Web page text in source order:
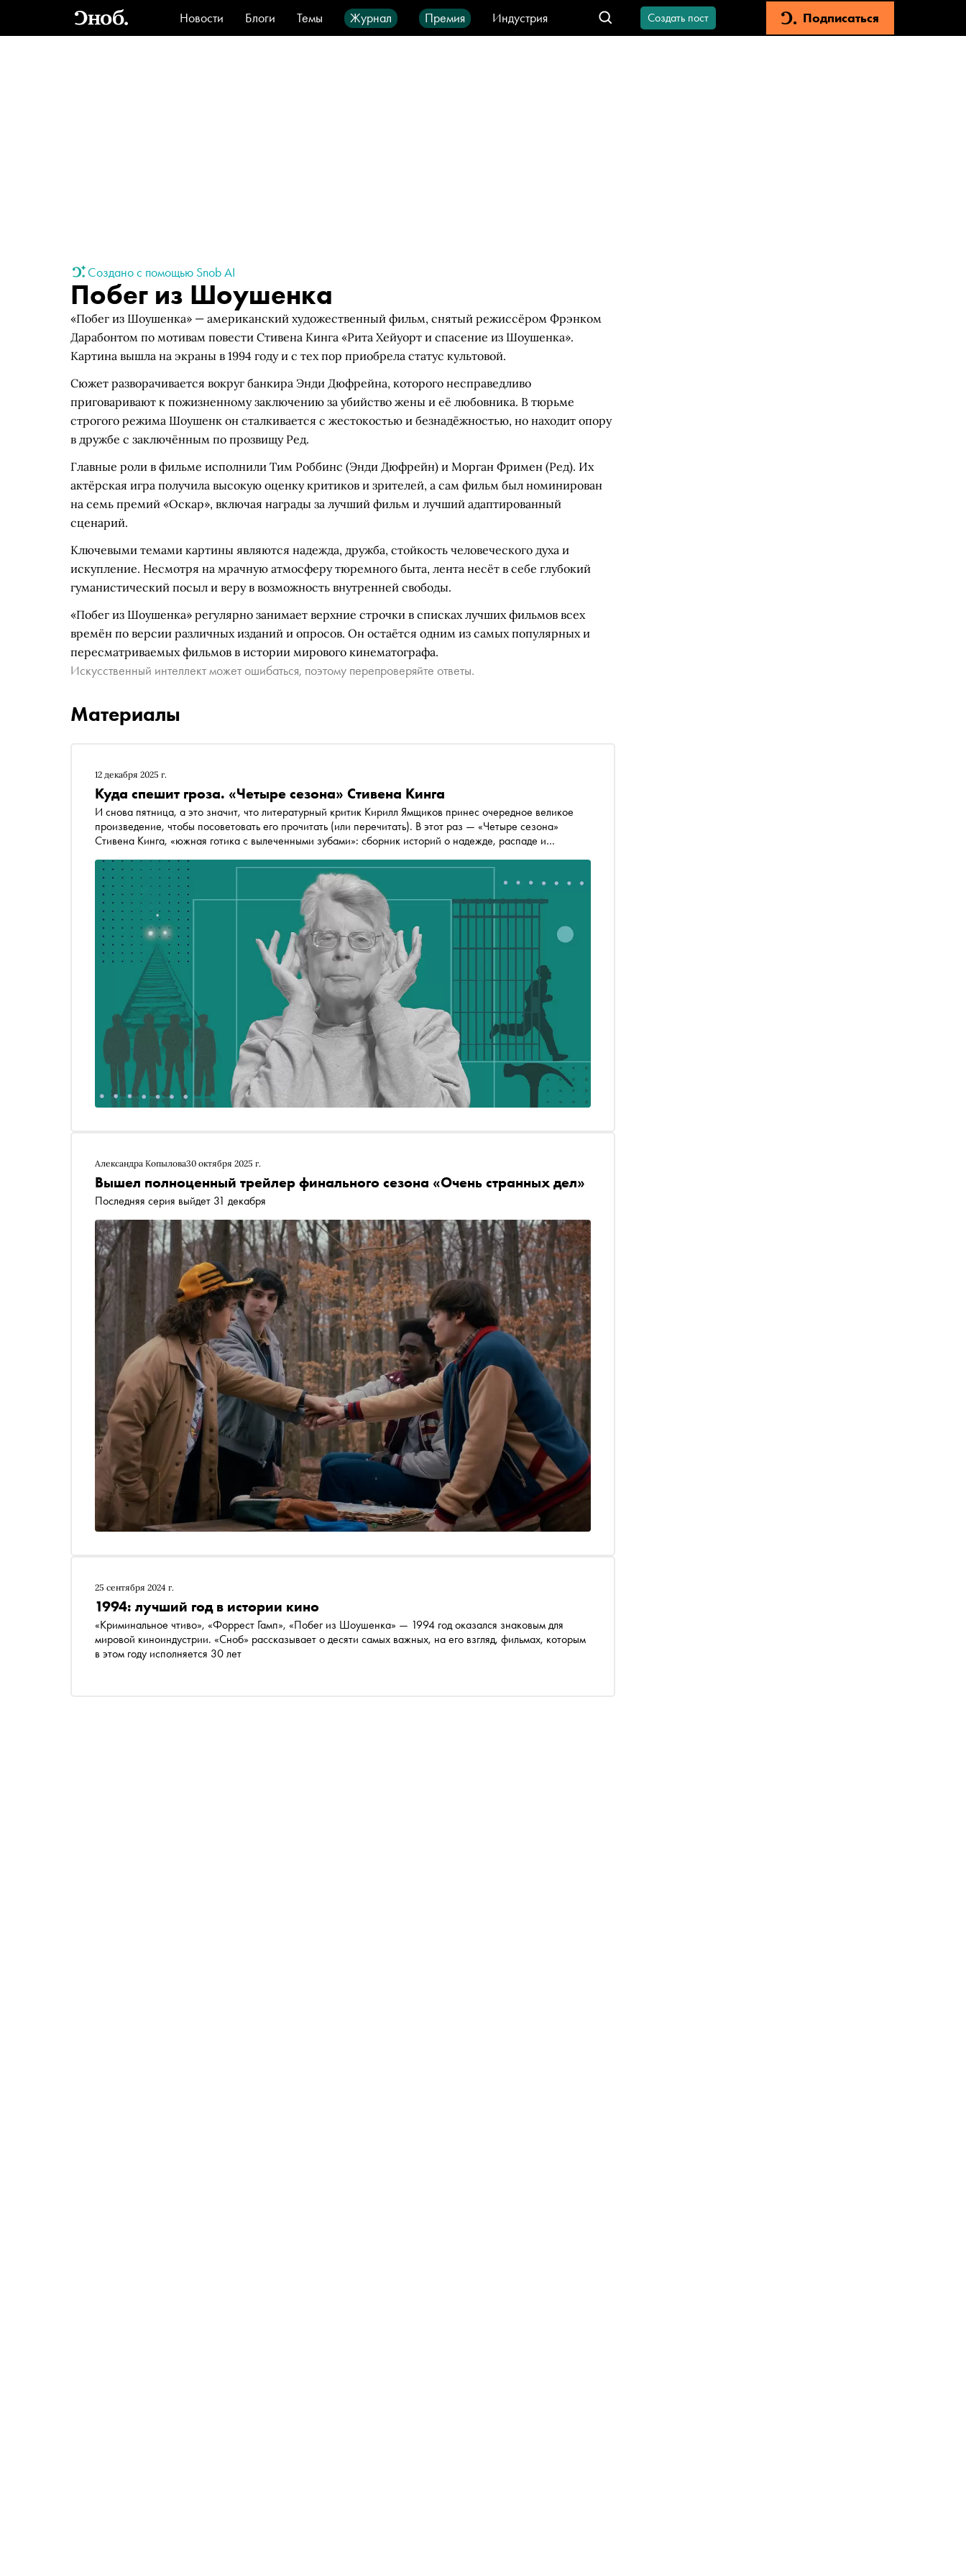
Новости Блоги Темы Журнал Премия
Индустрия
Стиль
Видео Город IT-продукты
Создать пост Подписаться
Создано с помощью Snob AI
Побег из Шоушенка
«Побег из Шоушенка» — американский художественный фильм, снятый режиссёром Фрэнком
Дарабонтом по мотивам повести Стивена Кинга «Рита Хейуорт и спасение из Шоушенка».
Картина вышла на экраны в 1994 году и с тех пор приобрела статус культовой.
Сюжет разворачивается вокруг банкира Энди Дюфрейна, которого несправедливо
приговаривают к пожизненному заключению за убийство жены и её любовника. В тюрьме
строгого режима Шоушенк он сталкивается с жестокостью и безнадёжностью, но находит опору
в дружбе с заключённым по прозвищу Ред.
Главные роли в фильме исполнили Тим Роббинс (Энди Дюфрейн) и Морган Фримен (Ред). Их
актёрская игра получила высокую оценку критиков и зрителей, а сам фильм был номинирован
на семь премий «Оскар», включая награды за лучший фильм и лучший адаптированный
сценарий.
Ключевыми темами картины являются надежда, дружба, стойкость человеческого духа и
искупление. Несмотря на мрачную атмосферу тюремного быта, лента несёт в себе глубокий
гуманистический посыл и веру в возможность внутренней свободы.
«Побег из Шоушенка» регулярно занимает верхние строчки в списках лучших фильмов всех
времён по версии различных изданий и опросов. Он остаётся одним из самых популярных и
пересматриваемых фильмов в истории мирового кинематографа.
Искусственный интеллект может ошибаться, поэтому перепроверяйте ответы.
Материалы
12 декабря 2025 г.
Куда спешит гроза. «Четыре сезона» Стивена Кинга
И снова пятница, а это значит, что литературный критик Кирилл Ямщиков принес очередное великое
произведение, чтобы посоветовать его прочитать (или перечитать). В этот раз — «Четыре сезона»
Стивена Кинга, «южная готика с вылеченными зубами»: сборник историй о надежде, распаде и
Александра Копылова30 октября 2025 г.
Вышел полноценный трейлер финального сезона «Очень странных дел»
Последняя серия выйдет 31 декабря
25 сентября 2024 г.
1994: лучший год в истории кино
«Криминальное чтиво», «Форрест Гамп», «Побег из Шоушенка» — 1994 год оказался знаковым для
мировой киноиндустрии. «Сноб» рассказывает о десяти самых важных, на его взгляд, фильмах, которым
в этом году исполняется 30 лет